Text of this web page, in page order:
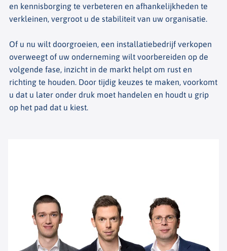
en kennisborging te verbeteren en afhankelijkheden te
verkleinen, vergroot u de stabiliteit van uw organisatie.
Of u nu wilt doorgroeien, een installatiebedrijf verkopen
overweegt of uw onderneming wilt voorbereiden op de
volgende fase, inzicht in de markt helpt om rust en
richting te houden. Door tijdig keuzes te maken, voorkomt
u dat u later onder druk moet handelen en houdt u grip
op het pad dat u kiest.